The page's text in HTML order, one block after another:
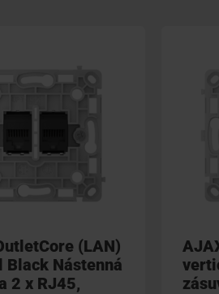
(LAN)
Black Nástenná
2 x RJ45,